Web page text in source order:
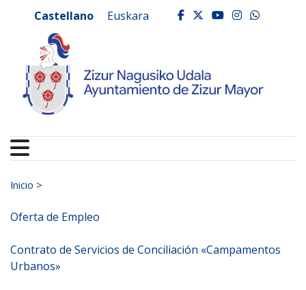
Ayuntamiento de
Castellano Euskara facebook
twitter
youtube
Buscar:
Inicio >
Oferta de Empleo
Contrato de Servicios de Conciliación «Campamentos
Urbanos»